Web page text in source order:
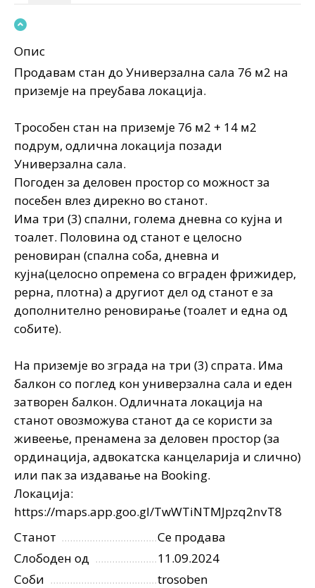
Опис
Продавам стан до Универзална сала 76 м2 на
приземје на преубава локација.
Трособен стан на приземје 76 м2 + 14 м2
подрум, одлична локација позади
Универзална сала.
Погоден за деловен простор со можност за
посебен влез дирекно во станот.
Има три (3) спални, голема дневна со кујна и
тоалет. Половина од станот е целосно
реновиран (спална соба, дневна и
кујна(целосно опремена со вграден фрижидер,
рерна, плотна) а другиот дел од станот е за
дополнително реновирање (тоалет и една од
собите).
На приземје во зграда на три (3) спрата. Има
балкон со поглед кон универзална сала и еден
затворен балкон. Одличната локација на
станот овозможува станот да се користи за
живеење, пренамена за деловен простор (за
ординација, адвокатска канцеларија и слично)
или пак за издавање на Booking.
Локација:
https://maps.app.goo.gl/TwWTiNTMJpzq2nvT8
Станот
Се продава
Слободен од
11.09.2024
Соби
trosoben